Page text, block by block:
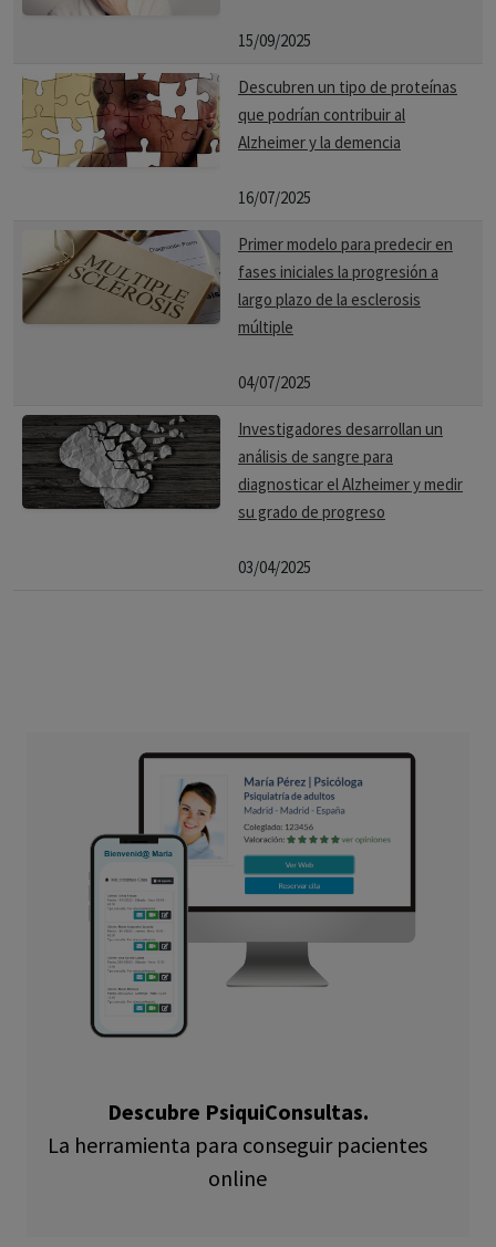
15/09/2025
Descubren un tipo de proteínas
que podrían contribuir al
Alzheimer y la demencia
16/07/2025
Primer modelo para predecir en
fases iniciales la progresión a
largo plazo de la esclerosis
múltiple
04/07/2025
Investigadores desarrollan un
análisis de sangre para
diagnosticar el Alzheimer y medir
su grado de progreso
03/04/2025
Descubre PsiquiConsultas.
La herramienta para conseguir pacientes
online